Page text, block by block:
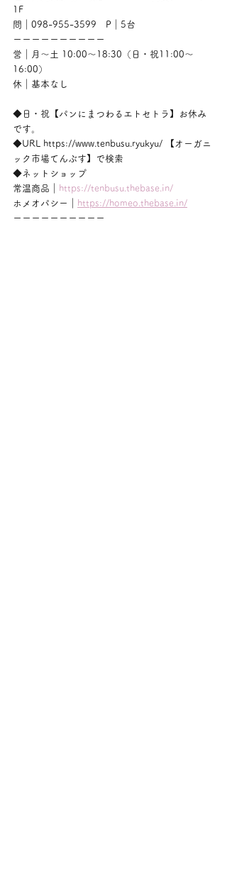
1F
問｜098-955-3599　P｜5台
ーーーーーーーーーー
営｜月〜土 10:00〜18:30（日・祝11:00〜
16:00）
休｜基本なし
◆日・祝【パンにまつわるエトセトラ】お休み
です。
◆URL https://www.tenbusu.ryukyu/ 【オーガニ
ック市場てんぶす】で検索
◆ネットショップ
常温商品｜
https://tenbusu.thebase.in/
ホメオパシー｜
https://homeo.thebase.in/
ーーーーーーーーーー